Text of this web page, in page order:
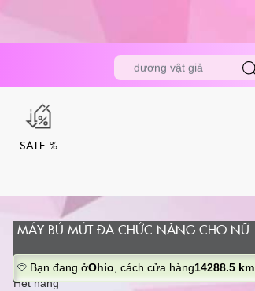
kiếm
sản
phẩm
dương vật giả
SALE %
MÁY BÚ MÚT ĐA CHỨC NĂNG CHO NỮ
Bạn đang ởOhio, cách cửa hàng14288.5 km
Hết hàng